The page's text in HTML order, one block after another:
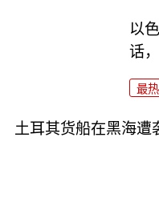
以
话
最热
土耳其货船在黑海遭